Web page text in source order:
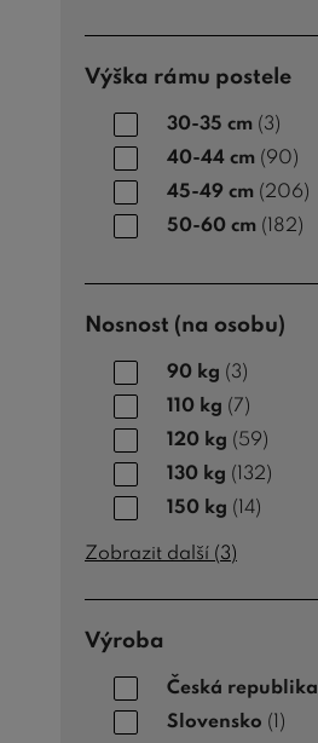
Výška rámu postele
30-35 cm (3)
40-44 cm (90)
45-49 cm (206)
50-60 cm (182)
Nosnost (na osobu)
90 kg (3)
110 kg (7)
120 kg (59)
130 kg (132)
150 kg (14)
Zobrazit další (3)
Výroba
Česká republika
Slovensko (1)